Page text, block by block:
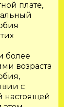
плате,
более
возраста
с
настоящей